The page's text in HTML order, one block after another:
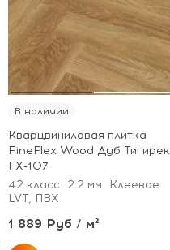
В наличии
Кварцвиниловая плитка
FineFlex Wood Дуб Тигирек
FX-107
42 класс
2.2 мм
Клеевое
LVT, ПВХ
1 889 Руб / м²